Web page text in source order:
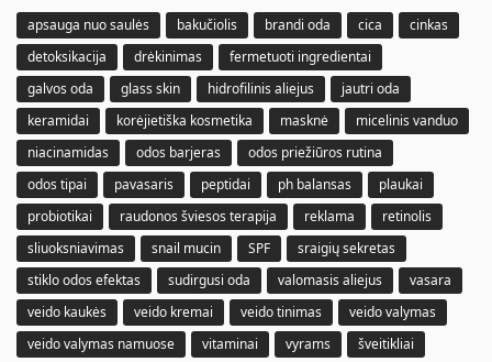
apsauga nuo saulės bakučiolis brandi oda cica
cinkas
detoksikacija
drėkinimas
fermetuoti ingredientai
galvos oda
glass skin hidrofilinis aliejus
jautri oda
keramidai
korėjietiška kosmetika masknė
micelinis vanduo
niacinamidas
odos barjeras
odos priežiūros rutina
odos tipai
pavasaris peptidai ph balansas
plaukai
probiotikai
raudonos šviesos terapija reklama
retinolis
sliuoksniavimas
snail mucin SPF
sraigių sekretas
stiklo odos efektas
sudirgusi oda valomasis aliejus
vasara
veido kaukės
veido kremai veido tinimas
veido valymas
veido valymas namuose
vitaminai vyrams
šveitikliai